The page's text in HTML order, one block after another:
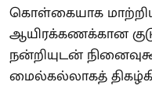
கொள்கையாக
ஆயிரக்கணக்கான
நன்றியுடன்
மைல்கல்லாகத்